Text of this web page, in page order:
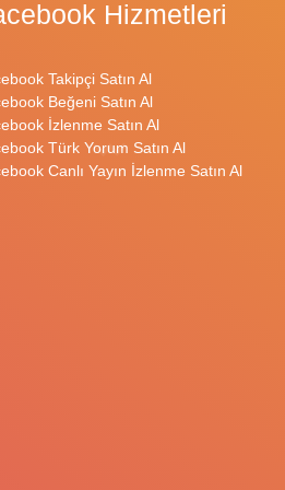
Hizmetleri
Takipçi Satın Al
Beğeni Satın Al
İzlenme Satın Al
Türk Yorum Satın Al
Canlı Yayın İzlenme Satın Al